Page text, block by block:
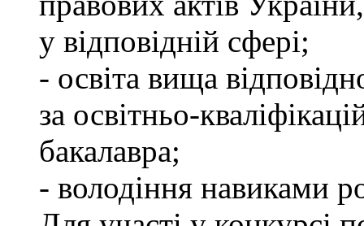
у відповідній сфері;
- освіта вища
за освітньо-
бакалавра;
- володіння навиками